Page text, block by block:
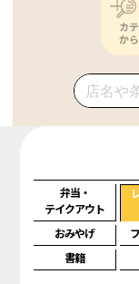
カ
か
弁当・
テイクアウト
おみやげ
書籍